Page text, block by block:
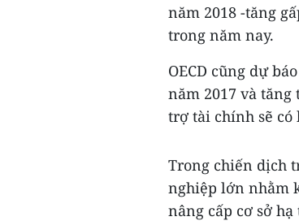
năm 2018 -tăng
trong năm nay.
OECD cũng dự
năm 2017 và
trợ tài chính sẽ có
Trong chiến dịch
nghiệp lớn nhằm
nâng cấp cơ sở